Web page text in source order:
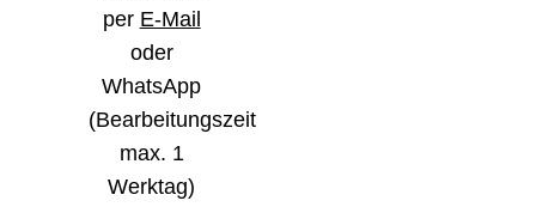
per E-Mail
oder
WhatsApp
(Bearbeitungszeit
max. 1
Werktag)